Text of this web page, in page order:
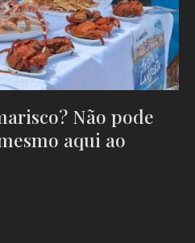
Não pode
aqui ao